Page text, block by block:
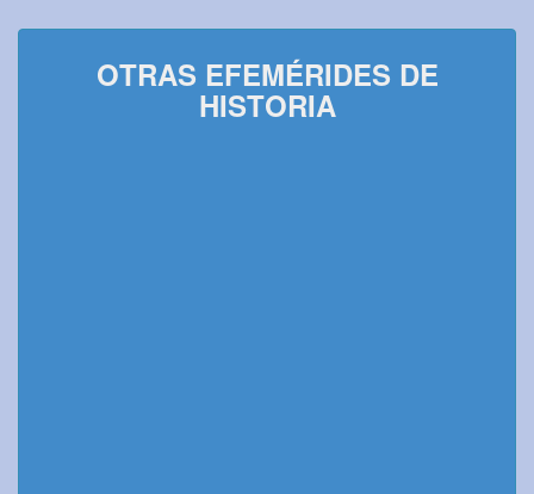
OTRAS EFEMÉRIDES DE
HISTORIA